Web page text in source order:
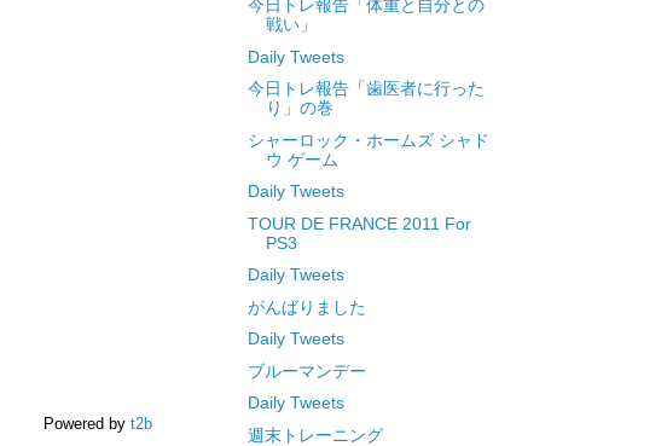
Powered by t2b
今日トレ報告「体重と自分との
戦い」
Daily Tweets
今日トレ報告「歯医者に行った
り」の巻
シャーロック・ホームズ シャド
ウ ゲーム
Daily Tweets
TOUR DE FRANCE 2011 For
PS3
Daily Tweets
がんばりました
Daily Tweets
ブルーマンデー
Daily Tweets
週末トレーニング